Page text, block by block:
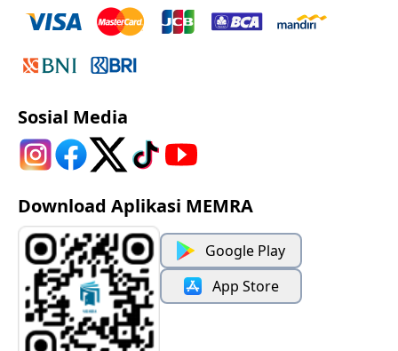
Sosial Media
Download Aplikasi MEMRA
Google Play
App Store